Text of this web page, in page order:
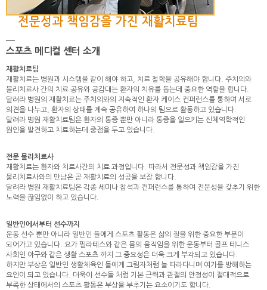
전문성과 책임감을 가진 재활치료팀
스포츠 메디컬 센터 소개
재활치료팀
재활치료는 병원과 시스템을 같이 해야 하고, 치료 철학을 공유해야 합니다. 주치의와
물리치료사 간의 치료 공유와 공감대는 환자의 치유를 돕는데 중요한 역할을 합니다.
달려라 병원의 재활치료는 주치의와의 지속적인 환자 케이스 컨퍼런스를 통하여 서로
의견을 나누고, 환자의 상태를 계속 공유하여 하나의 팀으로 활동하고 있습니다.
달려라 병원 재활치료팀은 환자의 통증 뿐만 아니라 통증을 일으키는 신체역학적인
원인을 발견하고 치료하는데 중점을 두고 있습니다.
전문 물리치료사
재활치료는 환자와 치료사간의 치료 과정입니다. 따라서 전문성과 책임감을 가진
물리치료사와의 만남은 곧 재활치료의 성공을 보장 합니다.
달려라 병원 재활치료팀은 각종 세미나 참석과 컨퍼런스를 통하여 전문성을 갖추기 위한
노력을 끊임없이 하고 있습니다.
일반인에서부터 선수까지
운동 선수 뿐만 아니라 일반인 들에게 스포츠 활동은 삶의 질을 위한 중요한 부분이
되어가고 있습니다. 요가 필라테스와 같은 몸의 움직임을 위한 운동부터 골프 테니스
사회인 야구와 같은 생활 스포츠 까지 그 중요성은 더욱 크게 부각되고 있습니다.
하지만 부상은 일반인 생활체육인 들에게 그림자처럼 늘 따라다니며 여가를 방해하는
요인이 되고 있습니다. 더욱이 선수들 처럼 기본 근력과 관절의 안정성이 절대적으로
부족한 상태에서의 스포츠 활동은 부상을 부추기는 요소이기도 합니다.